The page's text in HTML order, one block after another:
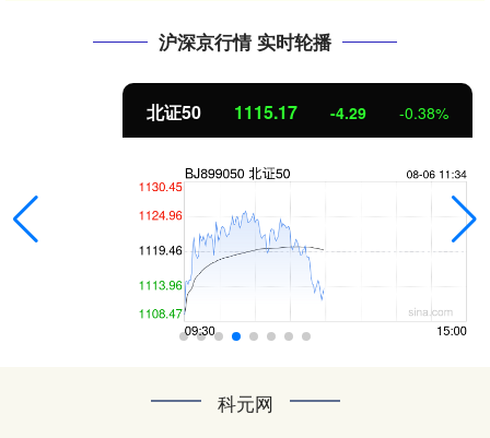
沪深京行情 实时轮播
北证50 1115.17 -4.29 -0.38%
科元网